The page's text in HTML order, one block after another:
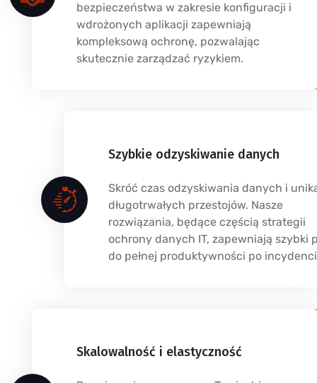
bezpieczeństwa w zakresie konfiguracji i
wdrożonych aplikacji zapewniają
kompleksową ochronę, pozwalając
skutecznie zarządzać ryzykiem.
Szybkie odzyskiwanie danych
Skróć czas odzyskiwania danych i
długotrwałych przestojów. Nasze
rozwiązania, będące częścią strategii
ochrony danych IT, zapewniają szybki
do pełnej produktywności po
Skalowalność i elastyczność